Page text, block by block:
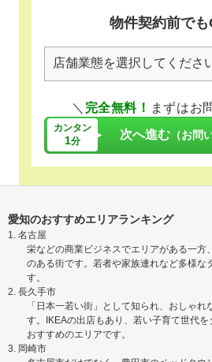
物件契約前でも
＼ 完全無料！ まずはお
カンタン
1分 次へ進む （お問
愛知のおすすめエリアランキング
1. 名古屋
栄などの商業ビジネスでエリアがある一方
のある街です。若者や家族連れなど多様な
す。
2. 長久手市
「日本一若い街」として知られ、おしゃ
す。IKEAの出店もあり、若い子育て世代
おすすめのエリアです。
3. 岡崎市